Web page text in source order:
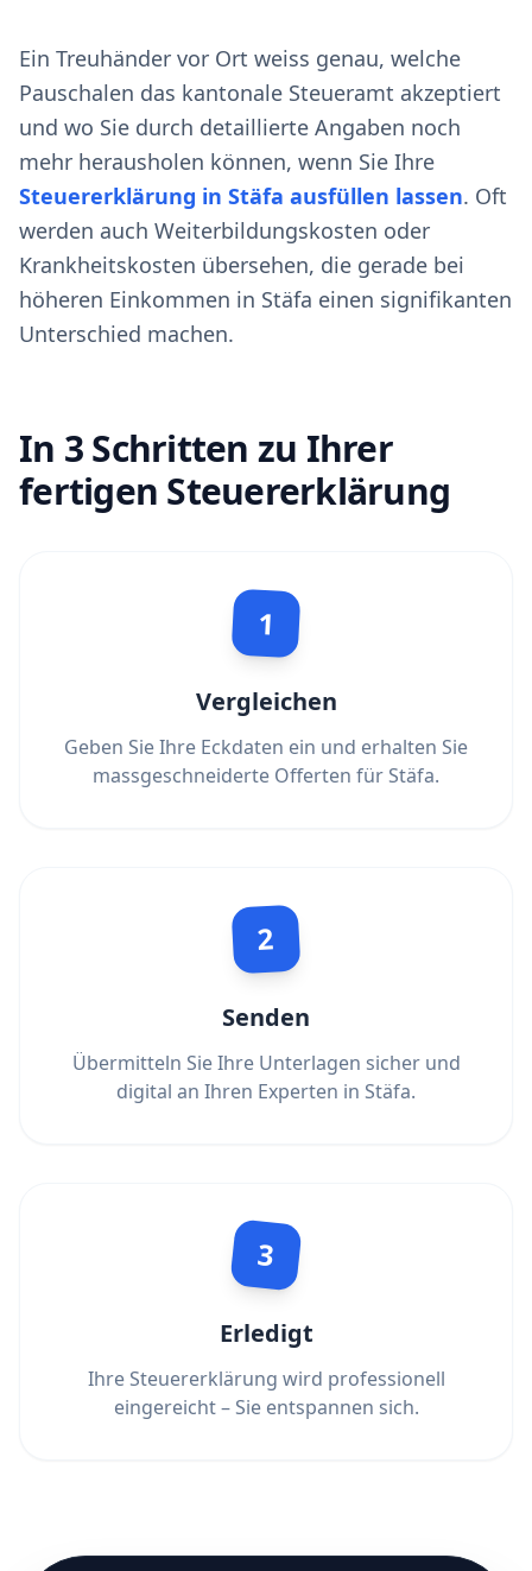
Ein Treuhänder vor Ort weiss genau, welche
Pauschalen das kantonale Steueramt akzeptiert
und wo Sie durch detaillierte Angaben noch
mehr herausholen können, wenn Sie Ihre
Steuererklärung in Stäfa ausfüllen lassen. Oft
werden auch Weiterbildungskosten oder
Krankheitskosten übersehen, die gerade bei
höheren Einkommen in Stäfa einen signifikanten
Unterschied machen.
In 3 Schritten zu Ihrer
fertigen Steuererklärung
1
Vergleichen
Geben Sie Ihre Eckdaten ein und erhalten Sie
massgeschneiderte Offerten für Stäfa.
2
Senden
Übermitteln Sie Ihre Unterlagen sicher und
digital an Ihren Experten in Stäfa.
3
Erledigt
Ihre Steuererklärung wird professionell
eingereicht – Sie entspannen sich.